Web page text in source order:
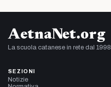
AetnaNet.org
La scuola catanese in rete dal 1998
SEZIONI
Notizie